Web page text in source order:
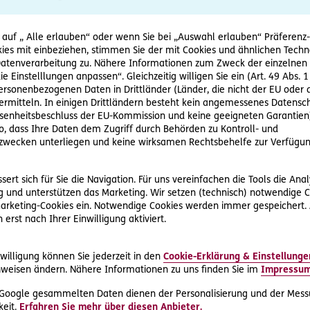
„ Alle erlauben“ oder wenn Sie bei „Auswahl erlauben“
mit einbeziehen, stimmen Sie der mit Cookies und ähnlichen
zu. Nähere Informationen zum Zweck der einzelnen
Einstelllungen anpassen“. Gleichzeitig willigen Sie ein (Art. 49 Abs. 1
Daten in Drittländer (Länder, die nicht der EU oder
In einigen Drittländern besteht kein angemessenes
der EU-Kommission und keine geeigneten
dass Ihre Daten dem Zugriff durch Behörden zu Kontroll- und
unterliegen und keine wirksamen Rechtsbehelfe zur
sich für Sie die Navigation. Für uns vereinfachen die Tools die
und unterstützen das Marketing. Wir setzen (technisch) notwendige
Cookies ein. Notwendige Cookies werden immer
erst nach Ihrer Einwilligung aktiviert.
können Sie jederzeit in den Cookie-Erklärung &
ändern. Nähere Informationen zu uns finden Sie im
gesammelten Daten dienen der Personalisierung und der
Erfahren Sie mehr über diesen Anbieter.
von Aflenz in einen Unfall verwickelt, bei
ist dem Grunde nach unstrittig. Der Wiederbeschaffungswert
EUR 19.397,07 geschätzt, die merkantile Wertminderung
Fahrzeug besichtigen lässt, erhält Frau T. ein Angebot für
reparieren und verkauft es in unrepariertem Zustand an
T. errechnet, in dem sie vom ursprünglichen
Wertminderung in Abzug gebracht hat. Von der
verlangt Frau T. die Bezahlung der geschätzten
21.817,07.
nur einen Schaden von EUR 15.690.-, weil für das
erzielbar gewesen wäre. Wegen der Differenz
lassen, hätte sie jedenfalls Anspruch auf die vollen
Privatmarkt für Unfallwracks gibt und sie musste das